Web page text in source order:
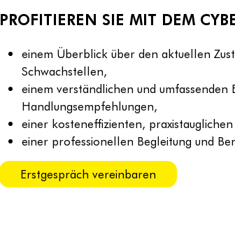
PROFITIEREN SIE MIT DEM
einem Überblick über den aktuellen
Schwachstellen,
einem verständlichen und
Handlungsempfehlungen,
einer kosteneffizienten,
einer professionellen Begleitung und
Erstgespräch vereinbaren